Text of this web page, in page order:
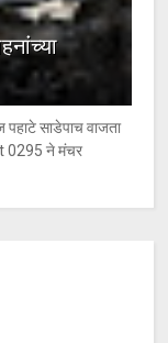
पहाटे साडेपाच वाजता
0295 ने मंचर